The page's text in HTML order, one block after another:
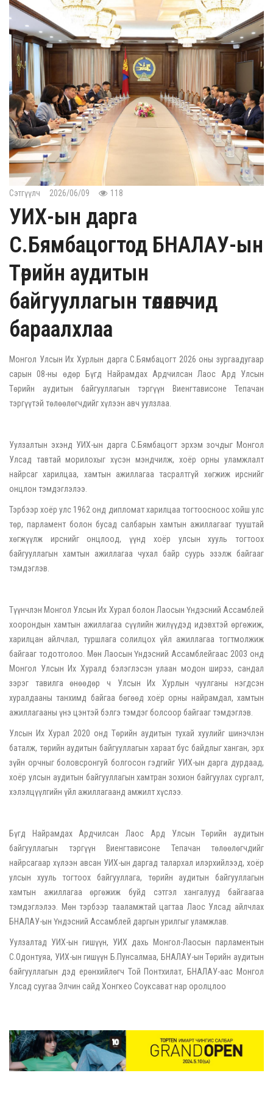
Сэтгүүлч 2026/06/09 118
УИХ-ын дарга
С.Бямбацогтод БНАЛАУ-ын
Төрийн аудитын
байгууллагын төлөөлөгчид
бараалхлаа
Монгол Улсын Их Хурлын дарга С.Бямбацогт 2026 оны зургаадугаар
сарын 08-ны өдөр Бүгд Найрамдах Ардчилсан Лаос Ард Улсын
Төрийн аудитын байгууллагын тэргүүн Виенгтависоне Тепачан
тэргүүтэй төлөөлөгчдийг хүлээн авч уулзлаа.
Уулзалтын эхэнд УИХ-ын дарга С.Бямбацогт эрхэм зочдыг Монгол
Улсад тавтай морилохыг хүсэн мэндчилж, хоёр орны уламжлалт
найрсаг харилцаа, хамтын ажиллагаа тасралтгүй хөгжиж ирснийг
онцлон тэмдэглэлээ.
Тэрбээр хоёр улс 1962 онд дипломат харилцаа тогтоосноос хойш улс
төр, парламент болон бусад салбарын хамтын ажиллагааг тууштай
хөгжүүлж ирснийг онцлоод, үүнд хоёр улсын хууль тогтоох
байгууллагын хамтын ажиллагаа чухал байр суурь эзэлж байгааг
тэмдэглэв.
Түүнчлэн Монгол Улсын Их Хурал болон Лаосын Үндэсний Ассамблей
хоорондын хамтын ажиллагаа сүүлийн жилүүдэд идэвхтэй өргөжиж,
харилцан айлчлал, туршлага солилцох үйл ажиллагаа тогтмолжиж
байгааг тодотголоо. Мөн Лаосын Үндэсний Ассамблейгаас 2003 онд
Монгол Улсын Их Хуралд бэлэглэсэн улаан модон ширээ, сандал
зэрэг тавилга өнөөдөр ч Улсын Их Хурлын чуулганы нэгдсэн
хуралдааны танхимд байгаа бөгөөд хоёр орны найрамдал, хамтын
ажиллагааны үнэ цэнтэй бэлгэ тэмдэг болсоор байгааг тэмдэглэв.
Улсын Их Хурал 2020 онд Төрийн аудитын тухай хуулийг шинэчлэн
баталж, төрийн аудитын байгууллагын хараат бус байдлыг ханган, эрх
зүйн орчныг боловсронгуй болгосон гэдгийг УИХ-ын дарга дурдаад,
хоёр улсын аудитын байгууллагын хамтран зохион байгуулах сургалт,
хэлэлцүүлгийн үйл ажиллагаанд амжилт хүслээ.
Бүгд Найрамдах Ардчилсан Лаос Ард Улсын Төрийн аудитын
байгууллагын тэргүүн Виенгтависоне Тепачан төлөөлөгчдийг
найрсагаар хүлээн авсан УИХ-ын даргад талархал илэрхийлээд, хоёр
улсын хууль тогтоох байгууллага, төрийн аудитын байгууллагын
хамтын ажиллагаа өргөжиж буйд сэтгэл хангалууд байгаагаа
тэмдэглэлээ. Мөн тэрбээр тааламжтай цагтаа Лаос Улсад айлчлах
БНАЛАУ-ын Үндэсний Ассамблей даргын урилгыг уламжлав.
Уулзалтад УИХ-ын гишүүн, УИХ дахь Монгол-Лаосын парламентын
С.Одонтуяа, УИХ-ын гишүүн Б.Пунсалмаа, БНАЛАУ-ын Төрийн аудитын
байгууллагын дэд ерөнхийлөгч Той Понтхилат, БНАЛАУ-аас Монгол
Улсад суугаа Элчин сайд Хонгкео Соуксават нар оролцлоо